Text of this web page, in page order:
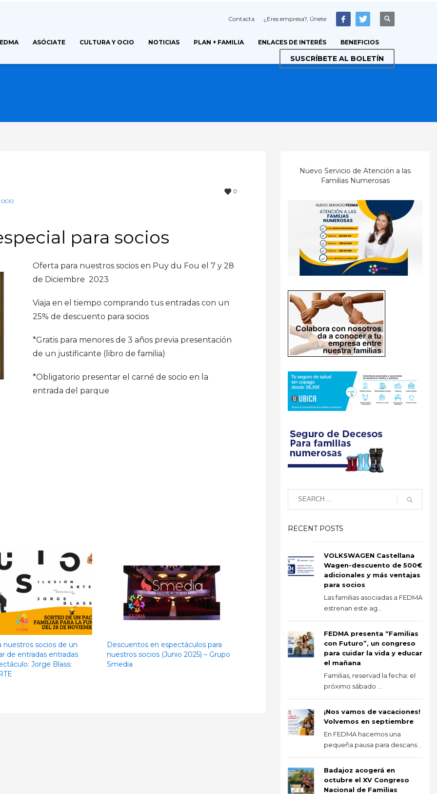
Contacta ¿Eres empresa?, Únete
ASÓCIATE CULTURA Y OCIO NOTICIAS PLAN + FAMILIA ENLACES DE INTERÉS BENEFICIOS
SUSCRÍBETE AL BOLETÍN
0
para socios
Oferta para nuestros socios en Puy du Fou el 7 y 28
de Diciembre 2023
Viaja en el tiempo comprando tus entradas con un
25% de descuento para socios
*Gratis para menores de 3 años previa presentación
de un justificante (libro de familia)
*Obligatorio presentar el carné de socio en la
entrada del parque
nuestros socios de un
de entradas entradas
Jorge Blass:
Descuentos en espectáculos para
nuestros socios (Junio 2025) – Grupo
Smedia
Nuevo Servicio de Atención a las
Familias Numerosas
RECENT POSTS
VOLKSWAGEN Castellana
Wagen-descuento de 500€
adicionales y más ventajas
para socios
Las familias asociadas a FEDMA
estrenan este ag...
FEDMA presenta “Familias
con Futuro”, un congreso
para cuidar la vida y educar
el mañana
Familias, reservad la fecha: el
próximo sábado ...
¡Nos vamos de vacaciones!
Volvemos en septiembre
En FEDMA hacemos una
pequeña pausa para descans...
Badajoz acogerá en
octubre el XV Congreso
Nacional de Familias